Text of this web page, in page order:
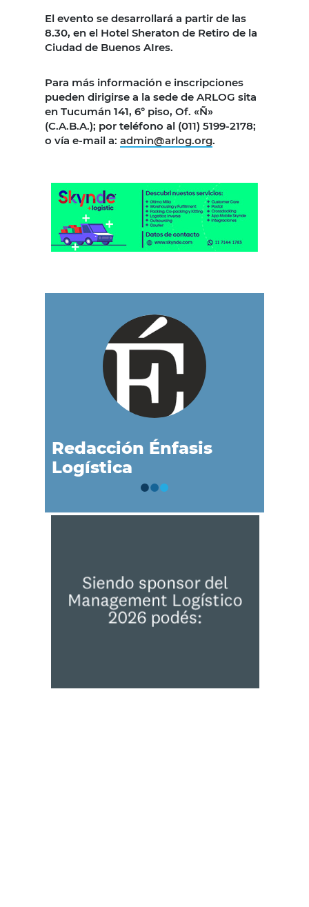
El evento se desarrollará a partir de las
8.30, en el Hotel Sheraton de Retiro de la
Ciudad de Buenos AIres.
Para más información e inscripciones
pueden dirigirse a la sede de ARLOG sita
en Tucumán 141, 6° piso, Of. «Ñ»
(C.A.B.A.); por teléfono al (011) 5199-2178;
o vía e-mail a: admin@arlog.org.
Redacción Énfasis
Logística